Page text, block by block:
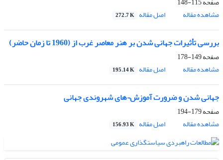
مشاهده مقاله
اصل مقاله 272.7 K
بررسی تأثیرات جهانی شدن بر هنر معاصر غرب از (1960 تا زمان حاضر)
صفحه149-178
مشاهده مقاله
اصل مقاله 195.14 K
جهانی شدن و ضرورت آموزش¬های شهروندی جهانی
صفحه179-194
مشاهده مقاله
اصل مقاله 156.93 K